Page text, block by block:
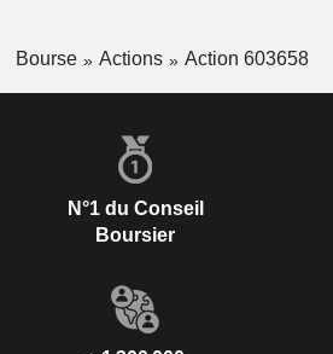
Bourse Actions Action 603658
N°1 du Conseil
Boursier